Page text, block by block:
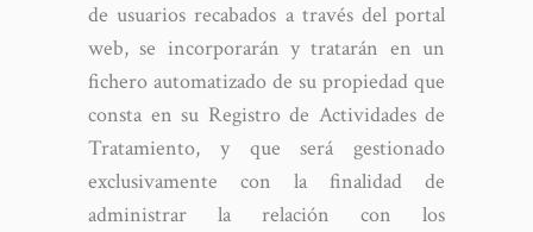
de usuarios recabados a través del portal
web, se incorporarán y tratarán en un
fichero automatizado de su propiedad que
consta en su Registro de Actividades de
Tratamiento, y que será gestionado
exclusivamente con la finalidad de
administrar la relación con los